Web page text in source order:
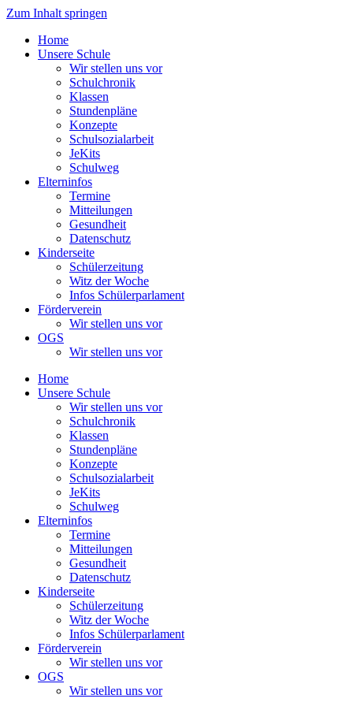
Zum Inhalt springen
Home
Unsere Schule
Wir stellen uns vor
Schulchronik
Klassen
Stundenpläne
Konzepte
Schulsozialarbeit
JeKits
Schulweg
Elterninfos
Termine
Mitteilungen
Gesundheit
Datenschutz
Kinderseite
Schülerzeitung
Witz der Woche
Infos Schülerparlament
Förderverein
Wir stellen uns vor
OGS
Wir stellen uns vor
Home
Unsere Schule
Wir stellen uns vor
Schulchronik
Klassen
Stundenpläne
Konzepte
Schulsozialarbeit
JeKits
Schulweg
Elterninfos
Termine
Mitteilungen
Gesundheit
Datenschutz
Kinderseite
Schülerzeitung
Witz der Woche
Infos Schülerparlament
Förderverein
Wir stellen uns vor
OGS
Wir stellen uns vor